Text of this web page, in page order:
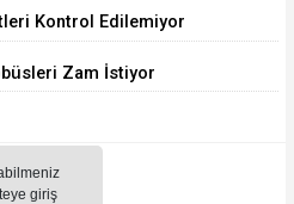
giriş
Kontrol Edilemiyor
Zam İstiyor